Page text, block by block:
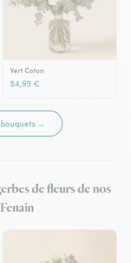
Vert Coton
54,95 €
→
de fleurs de nos